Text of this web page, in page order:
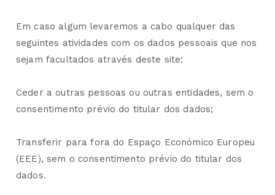
Em caso algum levaremos a cabo qualquer das
seguintes atividades com os dados pessoais que nos
sejam facultados através deste site:
Ceder a outras pessoas ou outras entidades, sem o
consentimento prévio do titular dos dados;
Transferir para fora do Espaço Económico Europeu
(EEE), sem o consentimento prévio do titular dos
dados.